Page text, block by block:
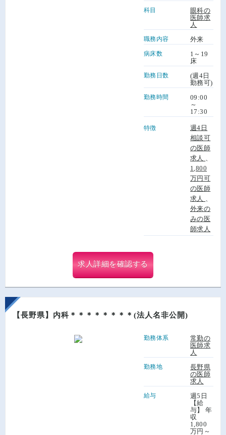
科目
眼科の
医師求
人
職務内容 外来
病床数
1～19
床
勤務日数
(週4日
勤務可)
勤務時間
09:00
～
17:30
特徴
週4日
相談可
の医師
求人
1,800
万円可
の医師
求人
外来の
みの医
師求人
求人詳細を確認する
【長野県】内科＊＊＊＊＊＊＊＊(法人名非公開)
勤務体系
常勤の
医師求
人
勤務地
長野県
の医師
求人
給与
週5日
【給
与】 年
収
1,800
万円～